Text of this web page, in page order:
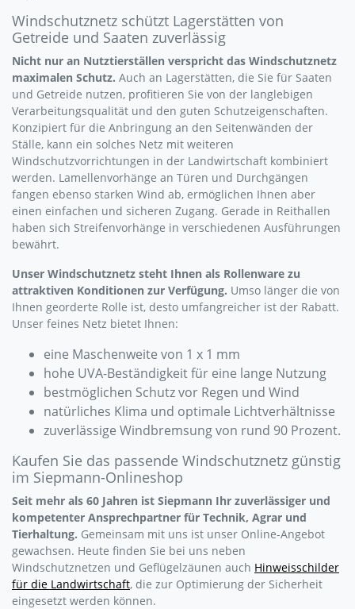
Windschutznetz schützt Lagerstätten von
Getreide und Saaten zuverlässig
Nicht nur an Nutztierställen verspricht das Windschutznetz
maximalen Schutz. Auch an Lagerstätten, die Sie für Saaten
und Getreide nutzen, profitieren Sie von der langlebigen
Verarbeitungsqualität und den guten Schutzeigenschaften.
Konzipiert für die Anbringung an den Seitenwänden der
Ställe, kann ein solches Netz mit weiteren
Windschutzvorrichtungen in der Landwirtschaft kombiniert
werden. Lamellenvorhänge an Türen und Durchgängen
fangen ebenso starken Wind ab, ermöglichen Ihnen aber
einen einfachen und sicheren Zugang. Gerade in Reithallen
haben sich Streifenvorhänge in verschiedenen Ausführungen
bewährt.
Unser Windschutznetz steht Ihnen als Rollenware zu
attraktiven Konditionen zur Verfügung. Umso länger die von
Ihnen georderte Rolle ist, desto umfangreicher ist der Rabatt.
Unser feines Netz bietet Ihnen:
eine Maschenweite von 1 x 1 mm
hohe UVA-Beständigkeit für eine lange Nutzung
bestmöglichen Schutz vor Regen und Wind
natürliches Klima und optimale Lichtverhältnisse
zuverlässige Windbremsung von rund 90 Prozent.
Kaufen Sie das passende Windschutznetz günstig
im Siepmann-Onlineshop
Seit mehr als 60 Jahren ist Siepmann Ihr zuverlässiger und
kompetenter Ansprechpartner für Technik, Agrar und
Tierhaltung. Gemeinsam mit uns ist unser Online-Angebot
gewachsen. Heute finden Sie bei uns neben
Windschutznetzen und Geflügelzäunen auch Hinweisschilder
für die Landwirtschaft, die zur Optimierung der Sicherheit
eingesetzt werden können.